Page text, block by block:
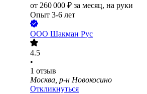
от 260 000 ₽ за месяц, на руки
Опыт 3-6 лет
ООО Шакман Рус
4.5
•
1 отзыв
Москва, р-н Новокосино
Откликнуться